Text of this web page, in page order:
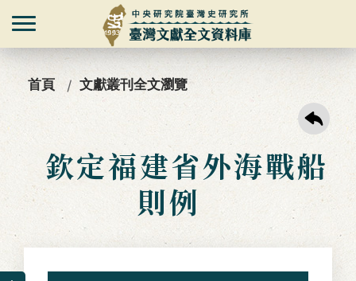
首頁 文獻叢刊全文瀏覽
欽定福建省外海戰船
則例